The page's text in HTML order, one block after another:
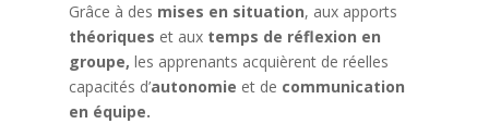
Grâce à des mises en situation, aux apports
théoriques et aux temps de réflexion en
groupe, les apprenants acquièrent de réelles
capacités d’autonomie et de communication
en équipe.